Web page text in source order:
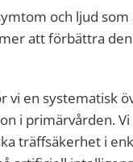
och ljud som
att förbättra den
vi en systematisk
i primärvården.
träffsäkerhet i